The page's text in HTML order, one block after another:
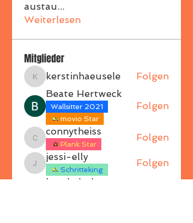
austau...
Weiterlesen
Mitglieder
kerstinhaeusele
kerstinhaeusele
Folgen
Beate Hertweck
Wallsitter 2021
movio Star
Folgen
connytheiss
connytheiss
Plank Star
Folgen
jessi-elly
jessi-elly
Schritteking
Folgen
baerbelscheerer